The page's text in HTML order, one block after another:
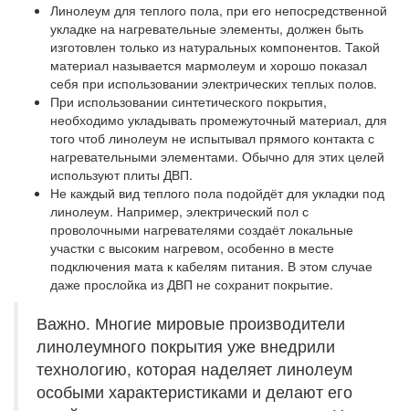
Линолеум для теплого пола, при его непосредственной
укладке на нагревательные элементы, должен быть
изготовлен только из натуральных компонентов. Такой
материал называется мармолеум и хорошо показал
себя при использовании электрических теплых полов.
При использовании синтетического покрытия,
необходимо укладывать промежуточный материал, для
того чтоб линолеум не испытывал прямого контакта с
нагревательными элементами. Обычно для этих целей
используют плиты ДВП.
Не каждый вид теплого пола подойдёт для укладки под
линолеум. Например, электрический пол с
проволочными нагревателями создаёт локальные
участки с высоким нагревом, особенно в месте
подключения мата к кабелям питания. В этом случае
даже прослойка из ДВП не сохранит покрытие.
Важно. Многие мировые производители
линолеумного покрытия уже внедрили
технологию, которая наделяет линолеум
особыми характеристиками и делают его